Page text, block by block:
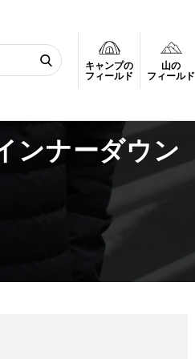
キャンプの
フィールド
山の
フィールド
ド7選
ンナーダウン